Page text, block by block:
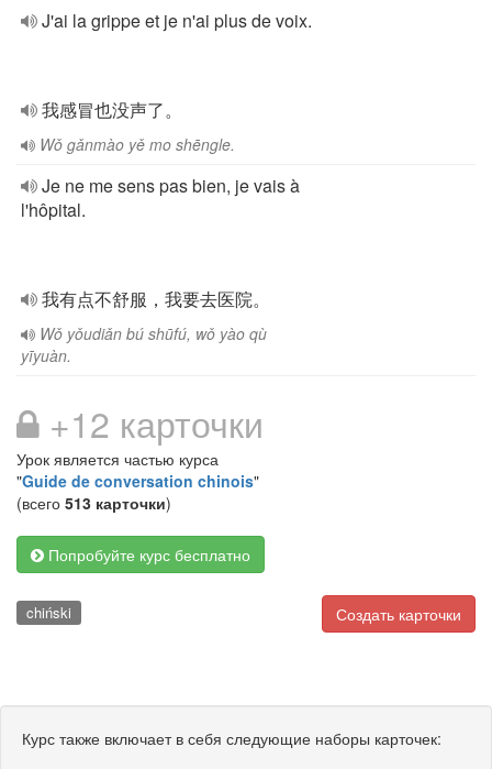
J'ai la grippe et je n'ai plus de voix.
我感冒也没声了。
Wǒ gǎnmào yě mo shēngle.
Je ne me sens pas bien, je vais à
l'hôpital.
我有点不舒服，我要去医院。
Wǒ yǒudiǎn bú shūfú, wǒ yào qù
yīyuàn.
+12 карточки
Урок является частью курса
"Guide de conversation chinois"
(всего 513 карточки)
Попробуйте курс бесплатно
Создать карточки
chiński
Курс также включает в себя следующие наборы карточек: